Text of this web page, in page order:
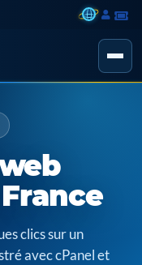
clics sur un
avec cPanel et